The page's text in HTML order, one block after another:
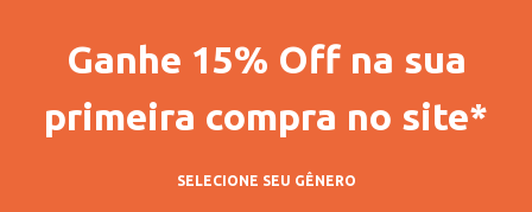
Código Completo 10102906177002
Confecção Convencional
Adulto
Ganhe 15% Off na sua
primeira compra no site*
SELECIONE SEU GÊNERO